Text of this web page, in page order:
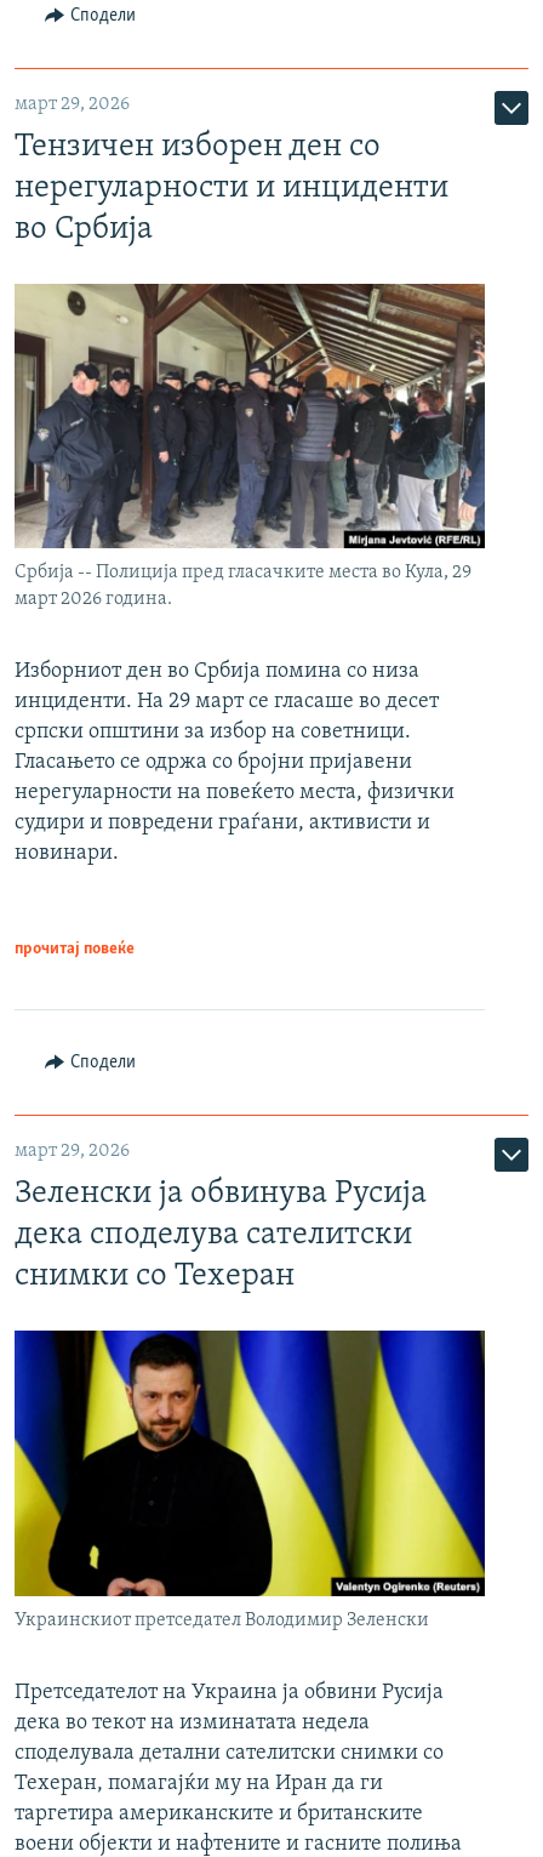
Сподели
март 29, 2026
Тензичен изборен ден со
нерегуларности и инциденти
во Србија
Србија -- Полиција пред гласачките места во Кула, 29
март 2026 година.
Изборниот ден во Србија помина со низа
инциденти. На 29 март се гласаше во десет
српски општини за избор на советници.
Гласањето се одржа со бројни пријавени
нерегуларности на повеќето места, физички
судири и повредени граѓани, активисти и
новинари.
прочитај повеќе
Сподели
март 29, 2026
Зеленски ја обвинува Русија
дека споделува сателитски
снимки со Техеран
Украинскиот претседател Володимир Зеленски
Претседателот на Украина ја обвини Русија
дека во текот на изминатата недела
споделувала детални сателитски снимки со
Техеран, помагајќи му на Иран да ги
таргетира американските и британските
воени објекти и нафтените и гасните полиња